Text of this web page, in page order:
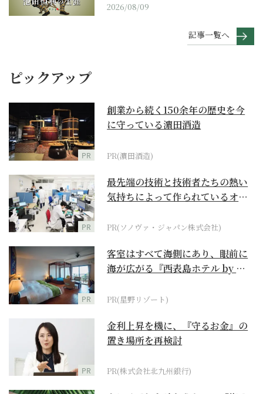
2026/08/09
記事一覧へ
ピックアップ
PR
創業から続く150余年の歴史を今
に守っている濵田酒造
PR(濵田酒造)
PR
最先端の技術と技術者たちの熱い
気持ちによって作られているオー
PR(ソノヴァ・ジャパン株式会社)
PR
客室はすべて海側にあり、眼前に
海が広がる『西表島ホテル by 星
PR(星野リゾート)
PR
金利上昇を機に、『守るお金』の
置き場所を再検討
PR(株式会社北九州銀行)